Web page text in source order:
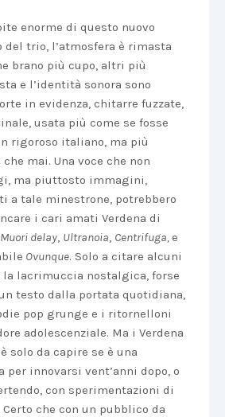
enorme di questo nuovo
trio, l’atmosfera è rimasta
brano più cupo, altri più
e l’identità sonora sono
in evidenza, chitarre fuzzate,
usata più come se fosse
rigoroso italiano, ma più
mai. Una voce che non
ma piuttosto immagini,
a tale minestrone, potrebbero
i cari amati Verdena di
Muori delay, Ultranoia, Centrifuga,e
Ovunque. Solo a citare alcuni
la lacrimuccia nostalgica, forse
testo dalla portata quotidiana,
pop grunge e i ritornelloni
adolescenziale. Ma i Verdena
solo da capire se è una
per innovarsi vent’anni dopo, o
con sperimentazioni di
che con un pubblico da